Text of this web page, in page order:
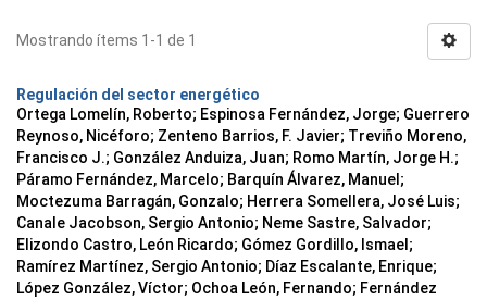
Mostrando ítems 1-1 de 1
Regulación del sector energético
Ortega Lomelín, Roberto; Espinosa Fernández, Jorge; Guerrero
Reynoso, Nicéforo; Zenteno Barrios, F. Javier; Treviño Moreno,
Francisco J.; González Anduiza, Juan; Romo Martín, Jorge H.;
Páramo Fernández, Marcelo; Barquín Álvarez, Manuel;
Moctezuma Barragán, Gonzalo; Herrera Somellera, José Luis;
Canale Jacobson, Sergio Antonio; Neme Sastre, Salvador;
Elizondo Castro, León Ricardo; Gómez Gordillo, Ismael;
Ramírez Martínez, Sergio Antonio; Díaz Escalante, Enrique;
López González, Víctor; Ochoa León, Fernando; Fernández